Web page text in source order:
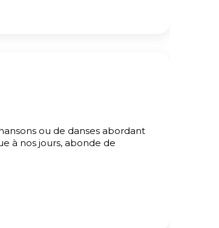
ou de danses abordant
à nos jours, abonde de